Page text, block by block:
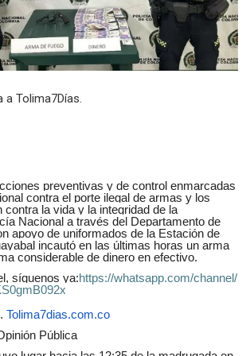
Tolima7Días.
preventivas y de control enmarcadas
contra el porte ilegal de armas y los
contra la vida y la integridad de la
Nacional a través del Departamento de
apoyo de uniformados de la Estación de
incautó en las últimas horas un arma
considerable de dinero en efectivo.
síguenos ya:https://whatsapp.com/channel/
Tolima7dias.com.co
Pública